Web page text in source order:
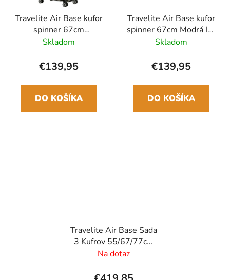
Travelite Air Base kufor
spinner 67cm
Champagne 71/82L
Skladom
€139,95
DO KOŠÍKA
Travelite Air Base kufor
spinner 67cm Modrá Ice
blue 71/82L
Skladom
€139,95
DO KOŠÍKA
Travelite Air Base Sada
3 Kufrov 55/67/77cm
Coffee
Na dotaz